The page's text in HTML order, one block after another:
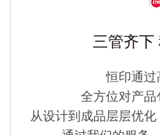
三管齐下
恒印通过
全方位对产
从设计到成品层层优